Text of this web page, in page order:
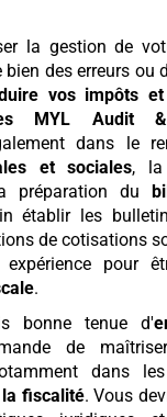
la gestion de
des erreurs ou
vos impôts
MYL Audit
dans le
et sociales, la
préparation du
établir les
de cotisations
pour
.
bonne tenue d'
de
dans
fiscalité. Vous